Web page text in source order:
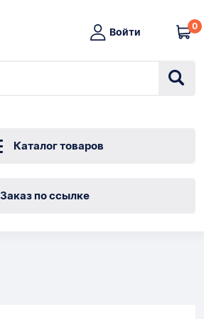
Войти
0
Каталог товаров
Заказ по ссылке